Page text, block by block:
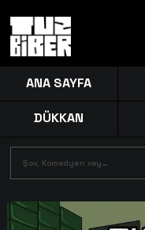
ANA SAYFA
DÜKKAN